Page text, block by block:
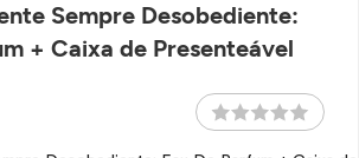
Sempre Desobediente:
+ Caixa de Presenteável